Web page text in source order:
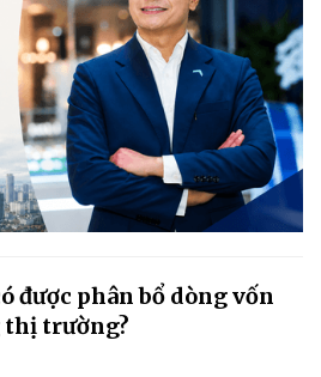
được phân bổ dòng vốn
thị trường?